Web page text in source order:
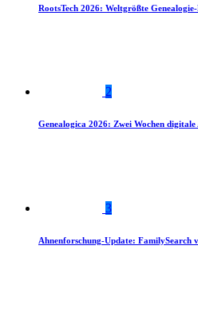
RootsTech 2026: Weltgrößte
2
Genealogica 2026: Zwei Wochen
3
Ahnenforschung-Update: FamilySearch